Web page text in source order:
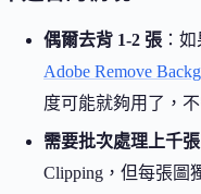
偶爾去背 1-2 張 ：
Adobe Remove
度可能就夠用了，
需要批次處理上千張
Clipping，但每張圖